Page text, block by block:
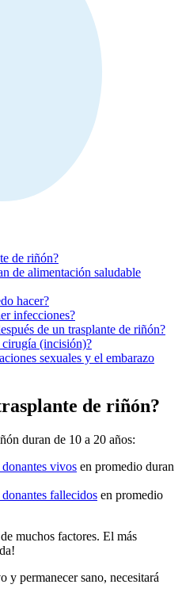
de riñón?
de alimentación saludable
hacer?
infecciones?
de un trasplante de riñón?
cirugía (incisión)?
sexuales y el embarazo
de riñón?
duran de 10 a 20 años:
vivos en promedio duran
fallecidos en promedio
muchos factores. El más
y permanecer sano, necesitará